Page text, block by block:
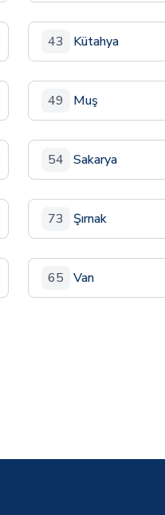
43 Kütahya
49 Muş
54 Sakarya
73 Şırnak
65 Van